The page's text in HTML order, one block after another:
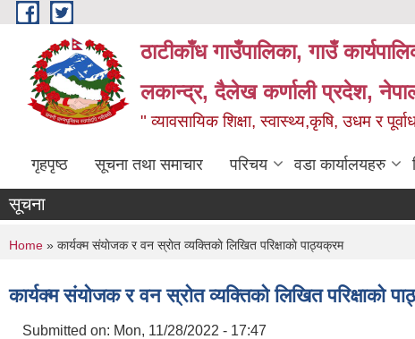
Skip to main content
ठाटीकाँध गाउँपालिका, गाउँ
लकान्द्र, दैलेख कर्णाली प्रदेश,
" व्यावसायिक शिक्षा, स्वास्थ्य,कृषि, उधम र
गृहपृष्ठ सूचना तथा समाचार परिचय वडा कार्यालयहरु
सूचना
You are here
Home » कार्यक्म संयाेजक र वन स्राेत व्यक्तिकाे लिखित परिक्षाकाे पाठ्यक्रम
कार्यक्म संयाेजक र वन स्राेत व्यक्तिकाे लिखित परिक्षाकाे
Submitted on: Mon, 11/28/2022 - 17:47